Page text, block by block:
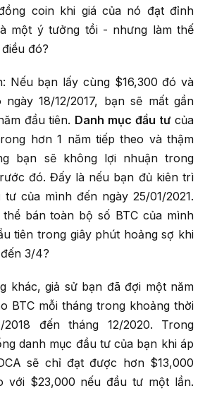
coin khi giá của nó đạt đỉnh
một ý tưởng tồi - nhưng làm thế
đó?
Nếu bạn lấy cùng $16,300 đó và
18/12/2017, bạn sẽ mất gần
đầu tiên. Danh mục đầu tư của
hơn 1 năm tiếp theo và thậm
bạn sẽ không lợi nhuận trong
đó. Đấy là nếu bạn đủ kiên trì
của mình đến ngày 25/01/2021.
bán toàn bộ số BTC của mình
tiên trong giây phút hoảng sợ khi
3/4?
khác, giả sử bạn đã đợi một năm
BTC mỗi tháng trong khoảng thời
đến tháng 12/2020. Trong
danh mục đầu tư của bạn khi áp
sẽ chỉ đạt được hơn $13,000
với $23,000 nếu đầu tư một lần.